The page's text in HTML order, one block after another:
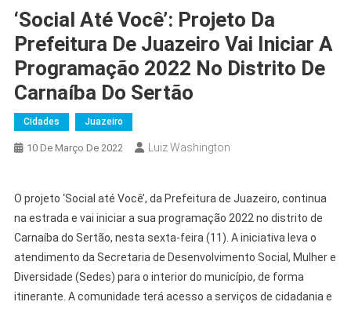
‘Social Até Você’: Projeto Da
Prefeitura De Juazeiro Vai Iniciar A
Programação 2022 No Distrito De
Carnaíba Do Sertão
Cidades Juazeiro
10 De Março De 2022 Luiz Washington
O projeto ‘Social até Você’, da Prefeitura de Juazeiro, continua
na estrada e vai iniciar a sua programação 2022 no distrito de
Carnaíba do Sertão, nesta sexta-feira (11). A iniciativa leva o
atendimento da Secretaria de Desenvolvimento Social, Mulher e
Diversidade (Sedes) para o interior do município, de forma
itinerante. A comunidade terá acesso a serviços de cidadania e